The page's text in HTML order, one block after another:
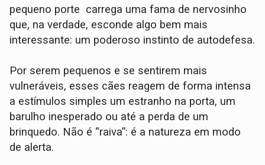
pequeno porte carrega uma fama de nervosinho
que, na verdade, esconde algo bem mais
interessante: um poderoso instinto de autodefesa.
Por serem pequenos e se sentirem mais
vulneráveis, esses cães reagem de forma intensa
a estímulos simples um estranho na porta, um
barulho inesperado ou até a perda de um
brinquedo. Não é “raiva”: é a natureza em modo
de alerta.